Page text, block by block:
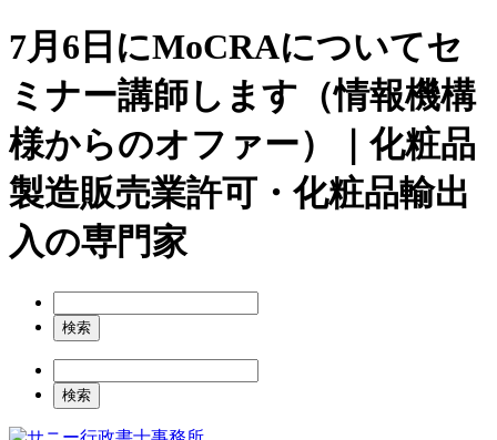
7月6日にMoCRAについてセ
ミナー講師します（情報機構
様からのオファー）｜化粧品
製造販売業許可・化粧品輸出
入の専門家